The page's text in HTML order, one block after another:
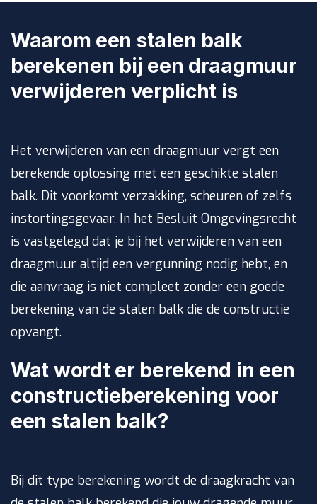
Waarom een stalen balk
berekenen bij een draagmuur
verwijderen verplicht is
Het verwijderen van een draagmuur vergt een
berekende oplossing met een geschikte stalen
balk. Dit voorkomt verzakking, scheuren of zelfs
instortingsgevaar. In het Besluit Omgevingsrecht
is vastgelegd dat je bij het verwijderen van een
draagmuur altijd een vergunning nodig hebt, en
die aanvraag is niet compleet zonder een goede
berekening van de stalen balk die de constructie
opvangt.
Wat wordt er berekend in een
constructieberekening voor
een stalen balk?
Bij dit type berekening wordt de draagkracht van